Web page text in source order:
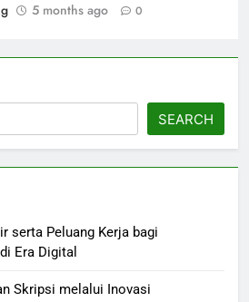
5 months ago 0
SEARCH
serta Peluang Kerja bagi
Era Digital
Skripsi melalui Inovasi